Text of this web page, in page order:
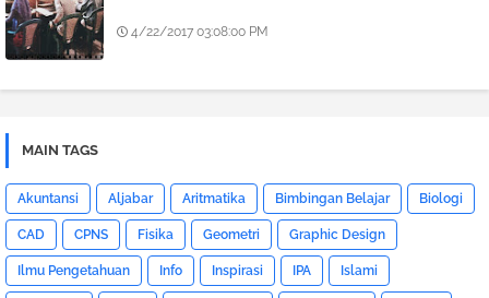
4/22/2017 03:08:00 PM
MAIN TAGS
Akuntansi Aljabar Aritmatika Bimbingan Belajar Biologi
CAD CPNS Fisika Geometri Graphic Design
Ilmu Pengetahuan Info Inspirasi IPA Islami